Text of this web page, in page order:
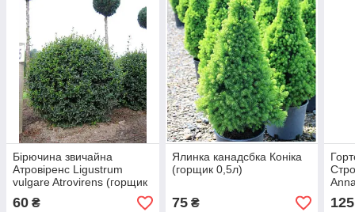
Бірючина звичайна
Атровіренс Ligustrum
vulgare Atrovirens (горщик
0,5л)
60 ₴
Ялинка канадсбка Коніка
(горщик 0,5л)
75₴ 125